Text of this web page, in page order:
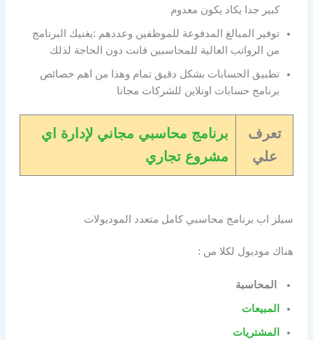
كبير جدا يكاد يكون معدوم
توفير المبالغ المدفوعة للموظفين وعددهم :يغنيك البرنامج
من الرواتب العالية للمحاسبين فانت دون الحاجة لذلك
تطبيق الحسابات بشكل دقيق تمام وهذا من اهم خصائص
برنامج حسابات اونلاين للشركات مجانا
تعرف
علي
برنامج محاسبي مجاني لإدارة اي
مشروع تجاري
سيلز اب برنامج محاسبي كامل متعدد الموديولات
هناك موديول لكلا من :
المحاسبة
المبيعات
المشتريات